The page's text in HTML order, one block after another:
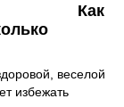
Как
веселой
избежать